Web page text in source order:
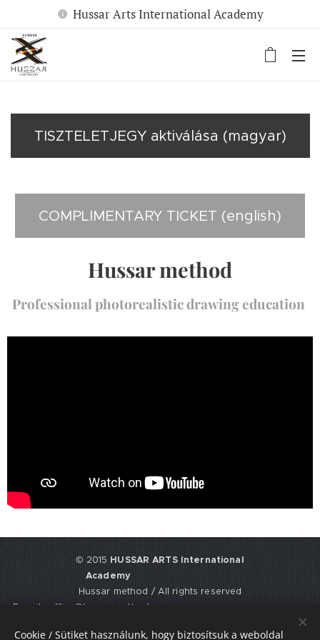
Hussar Arts International Academy
TISZTELETJEGY aktiválása (magyar)
COMPLIMENTARY TICKET (english)
Hussar method
Professional photorealistic drawing education
© 2015 HUSSAR ARTS International
Academy
Hussar method / All rights reserved
E-mail: office@hussarmethod.com
Flat 3, 9. Fisher Place, EH17 8UY,
Cookie / Sütiket használunk, hogy biztosítsuk a weboldal